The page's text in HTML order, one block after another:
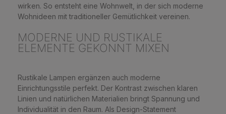
wirken. So entsteht eine Wohnwelt, in der sich moderne
Wohnideen mit traditioneller Gemütlichkeit vereinen.
MODERNE UND RUSTIKALE
ELEMENTE GEKONNT MIXEN
Rustikale Lampen ergänzen auch moderne
Einrichtungsstile perfekt. Der Kontrast zwischen klaren
Linien und natürlichen Materialien bringt Spannung und
Individualität in den Raum. Als Design-Statement